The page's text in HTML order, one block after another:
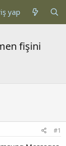
yap
fişini
#1